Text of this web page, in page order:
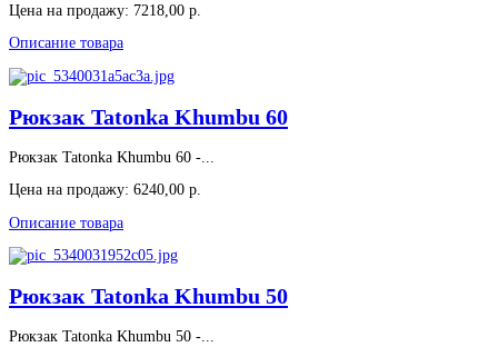
Цена на продажу: 7218,00 р.
Описание товара
Рюкзак Tatonka Khumbu 60
Рюкзак Tatonka Khumbu 60 -...
Цена на продажу: 6240,00 р.
Описание товара
Рюкзак Tatonka Khumbu 50
Рюкзак Tatonka Khumbu 50 -...